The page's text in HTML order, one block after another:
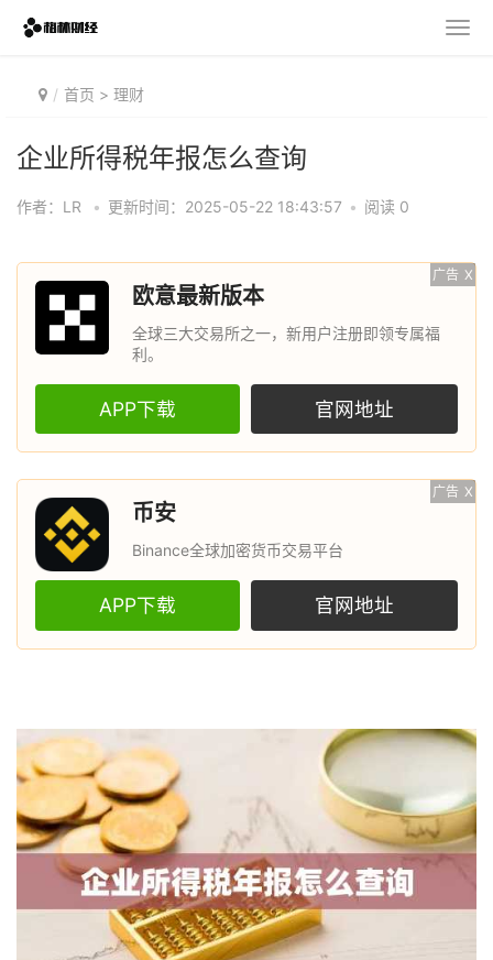
首页 > 理财
企业所得税年报怎么查询
作者：LR • 更新时间：2025-05-22 18:43:57 • 阅读 0
广告 X
欧意最新版本
全球三大交易所之一，新用户注册即领专属福
利。
APP下载 官网地址
广告 X
币安
Binance全球加密货币交易平台
APP下载 官网地址